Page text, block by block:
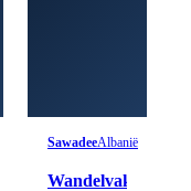
SawadeeAlbanië
Wandelvakantie